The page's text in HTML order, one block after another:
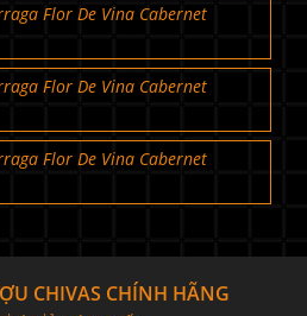
Flor De Vina Cabernet
Flor De Vina Cabernet
Flor De Vina Cabernet
CHIVAS CHÍNH HÃNG